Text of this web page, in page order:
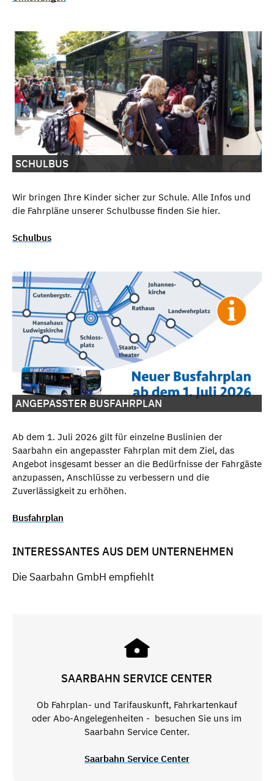
SCHULBUS
Wir bringen Ihre Kinder sicher zur Schule. Alle Infos und
die Fahrpläne unserer Schulbusse finden Sie hier.
Schulbus
ANGEPASSTER BUSFAHRPLAN
Ab dem 1. Juli 2026 gilt für einzelne Buslinien der
Saarbahn ein angepasster Fahrplan mit dem Ziel, das
Angebot insgesamt besser an die Bedürfnisse der Fahrgäste
anzupassen, Anschlüsse zu verbessern und die
Zuverlässigkeit zu erhöhen.
Busfahrplan
INTERESSANTES AUS DEM UNTERNEHMEN
Die Saarbahn GmbH empfiehlt
SAARBAHN SERVICE CENTER
Ob Fahrplan- und Tarifauskunft, Fahrkartenkauf
oder Abo-Angelegenheiten - besuchen Sie uns im
Saarbahn Service Center.
Saarbahn Service Center